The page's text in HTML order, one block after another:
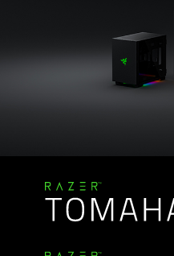
Mini-
ITX